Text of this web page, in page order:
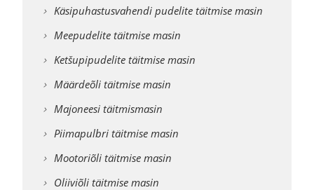
Käsipuhastusvahendi pudelite täitmise masin
Meepudelite täitmise masin
Ketšupipudelite täitmise masin
Määrdeõli täitmise masin
Majoneesi täitmismasin
Piimapulbri täitmise masin
Mootoriõli täitmise masin
Oliiviõli täitmise masin